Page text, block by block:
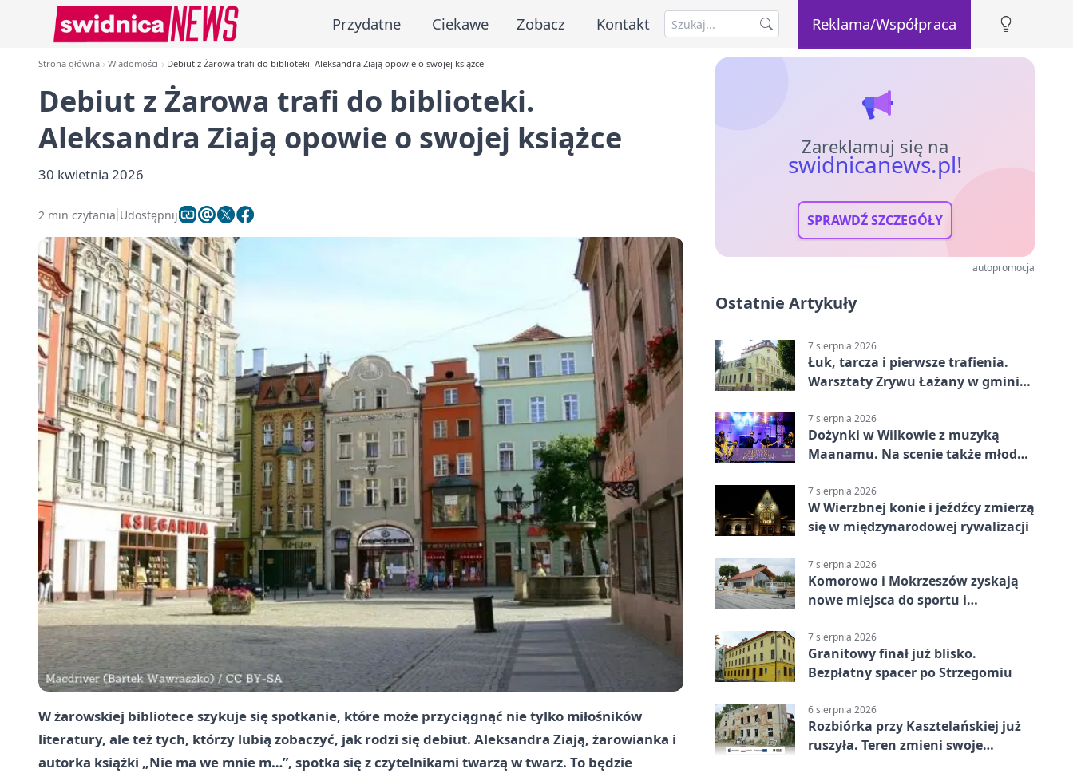
Przydatne Ciekawe Zobacz Kontakt Reklama/Współpraca
Strona główna Wiadomości Debiut z Żarowa trafi do biblioteki. Aleksandra Ziają opowie o swojej książce
Debiut z Żarowa trafi do biblioteki.
Aleksandra Ziają opowie o swojej książce
30 kwietnia 2026
2 min czytania Udostępnij
W żarowskiej bibliotece szykuje się spotkanie, które może przyciągnąć nie tylko miłośników
literatury, ale też tych, którzy lubią zobaczyć, jak rodzi się debiut. Aleksandra Ziają, żarowianka i
autorka książki „Nie ma we mnie m…”, spotka się z czytelnikami twarzą w twarz. To będzie
Zareklamuj się na
swidnicanews.pl!
SPRAWDŹ SZCZEGÓŁY
autopromocja
Ostatnie Artykuły
7 sierpnia 2026
Łuk, tarcza i pierwsze trafienia.
Warsztaty Zrywu Łażany w gminie
7 sierpnia 2026
Dożynki w Wilkowie z muzyką
Maanamu. Na scenie także młode
7 sierpnia 2026
W Wierzbnej konie i jeźdźcy zmierzą
się w międzynarodowej rywalizacji
7 sierpnia 2026
Komorowo i Mokrzeszów zyskają
nowe miejsca do sportu i
7 sierpnia 2026
Granitowy finał już blisko.
Bezpłatny spacer po Strzegomiu
6 sierpnia 2026
Rozbiórka przy Kasztelańskiej już
ruszyła. Teren zmieni swoje